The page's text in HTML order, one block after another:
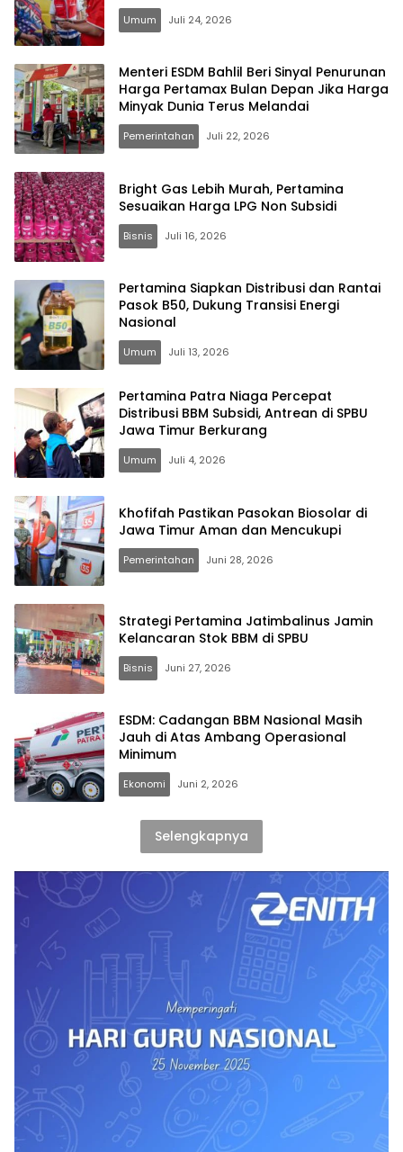
Umum Juli 24, 2026
Menteri ESDM Bahlil Beri Sinyal Penurunan
Harga Pertamax Bulan Depan Jika Harga
Minyak Dunia Terus Melandai
Pemerintahan Juli 22, 2026
Bright Gas Lebih Murah, Pertamina
Sesuaikan Harga LPG Non Subsidi
Bisnis Juli 16, 2026
Pertamina Siapkan Distribusi dan Rantai
Pasok B50, Dukung Transisi Energi
Nasional
Umum Juli 13, 2026
Pertamina Patra Niaga Percepat
Distribusi BBM Subsidi, Antrean di SPBU
Jawa Timur Berkurang
Umum Juli 4, 2026
Khofifah Pastikan Pasokan Biosolar di
Jawa Timur Aman dan Mencukupi
Pemerintahan Juni 28, 2026
Strategi Pertamina Jatimbalinus Jamin
Kelancaran Stok BBM di SPBU
Bisnis Juni 27, 2026
ESDM: Cadangan BBM Nasional Masih
Jauh di Atas Ambang Operasional
Minimum
Ekonomi Juni 2, 2026
Selengkapnya